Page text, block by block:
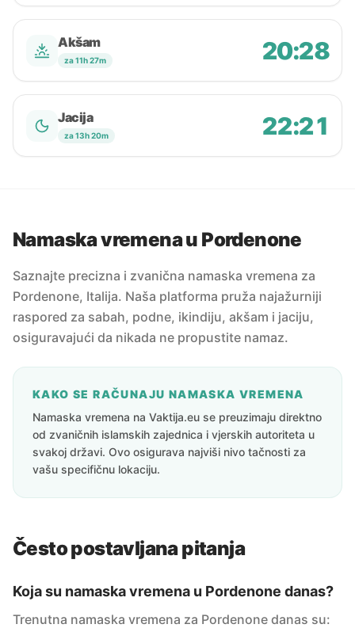
Akšam
za 11h 27m 20:28
Jacija
za 13h 20m 22:21
Namaska vremena u Pordenone
Saznajte precizna i zvanična namaska vremena za
Pordenone, Italija. Naša platforma pruža najažurniji
raspored za sabah, podne, ikindiju, akšam i jaciju,
osiguravajući da nikada ne propustite namaz.
KAKO SE RAČUNAJU NAMASKA VREMENA
Namaska vremena na Vaktija.eu se preuzimaju direktno
od zvaničnih islamskih zajednica i vjerskih autoriteta u
svakoj državi. Ovo osigurava najviši nivo tačnosti za
vašu specifičnu lokaciju.
Često postavljana pitanja
Koja su namaska vremena u Pordenone danas?
Trenutna namaska vremena za Pordenone danas su: